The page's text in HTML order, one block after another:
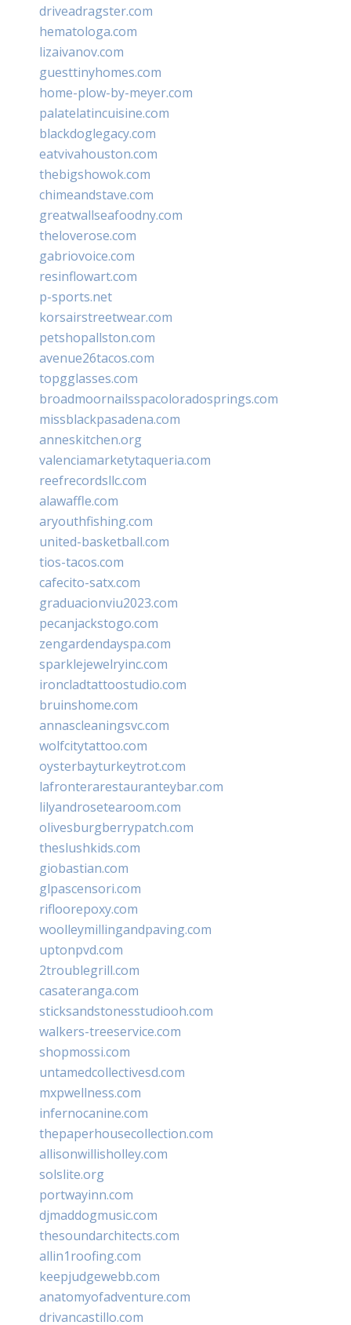
driveadragster.com
hematologa.com
lizaivanov.com
guesttinyhomes.com
home-plow-by-meyer.com
palatelatincuisine.com
blackdoglegacy.com
eatvivahouston.com
thebigshowok.com
chimeandstave.com
greatwallseafoodny.com
theloverose.com
gabriovoice.com
resinflowart.com
p-sports.net
korsairstreetwear.com
petshopallston.com
avenue26tacos.com
topgglasses.com
broadmoornailsspacoloradosprings.com
missblackpasadena.com
anneskitchen.org
valenciamarketytaqueria.com
reefrecordsllc.com
alawaffle.com
aryouthfishing.com
united-basketball.com
tios-tacos.com
cafecito-satx.com
graduacionviu2023.com
pecanjackstogo.com
zengardendayspa.com
sparklejewelryinc.com
ironcladtattoostudio.com
bruinshome.com
annascleaningsvc.com
wolfcitytattoo.com
oysterbayturkeytrot.com
lafronterarestauranteybar.com
lilyandrosetearoom.com
olivesburgberrypatch.com
theslushkids.com
giobastian.com
glpascensori.com
rifloorepoxy.com
woolleymillingandpaving.com
uptonpvd.com
2troublegrill.com
casateranga.com
sticksandstonesstudiooh.com
walkers-treeservice.com
shopmossi.com
untamedcollectivesd.com
mxpwellness.com
infernocanine.com
thepaperhousecollection.com
allisonwillisholley.com
solslite.org
portwayinn.com
djmaddogmusic.com
thesoundarchitects.com
allin1roofing.com
keepjudgewebb.com
anatomyofadventure.com
drivancastillo.com